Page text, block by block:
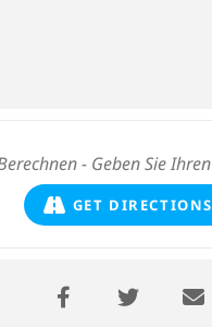
GET DIRECTIONS